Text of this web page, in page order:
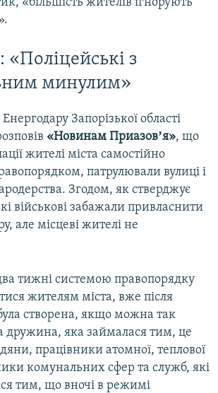
«Поліцейські з
минулим»
Запорізької області
«Новинам Приазовʼя», що
жителі міста самостійно
патрулювали вулиці і
Згодом, як стверджує
військові забажали привласнити
але місцеві жителі не
тижні системою правопорядку
жителям міста, вже після
створена, якщо можна так
дружина, яка займалася тим, це
працівники атомної, теплової
комунальних сфер та служб, які
тим, що вночі в режимі